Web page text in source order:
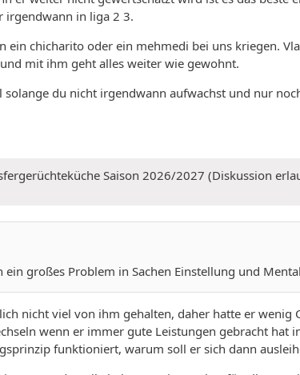
irgendwann in liga 2 3.
ein chicharito oder ein mehmedi bei uns kriegen.
mit ihm geht alles weiter wie gewohnt.
solange du nicht irgendwann aufwachst und nur
Saison 2026/2027 (Diskussion
ein großes Problem in Sachen Einstellung und
nicht viel von ihm gehalten, daher hatte er
wenn er immer gute Leistungen gebracht hat
funktioniert, warum soll er sich dann